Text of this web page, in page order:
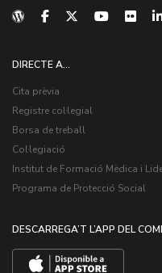
DIRECTE A...
Cita prèvia
Registre col·legial
Borsa de treball
Col·legiació
Institut de Formació Mèdica i
Programa de Protecció Social
DESCARREGA’T L’APP DEL